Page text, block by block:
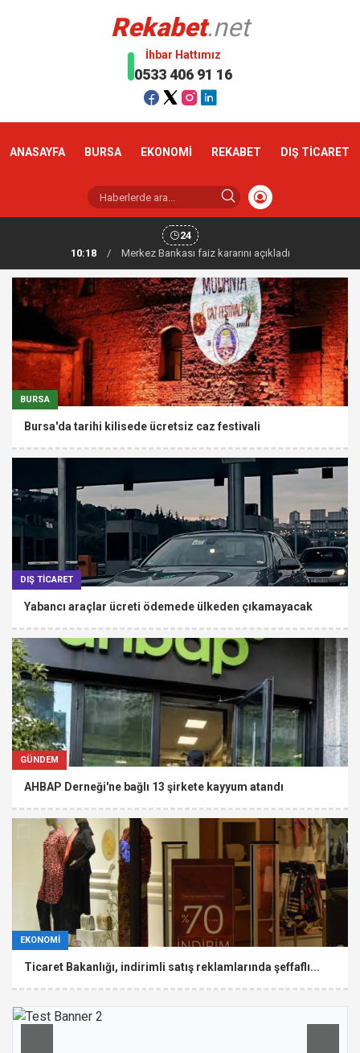
Rekabet.net
İhbar Hattımız
0533 406 91 16
ANASAYFA BURSA EKONOMİ REKABET DIŞ TİCARET
24
10:18
/ Altın haftaya yükselişle başladı
BURSA
Bursa'da tarihi kilisede ücretsiz caz festivali
DIŞ TİCARET
Yabancı araçlar ücreti ödemede ülkeden çıkamayacak
GÜNDEM
AHBAP Derneği'ne bağlı 13 şirkete kayyum atandı
EKONOMİ
Ticaret Bakanlığı, indirimli satış reklamlarında şeffaflı...